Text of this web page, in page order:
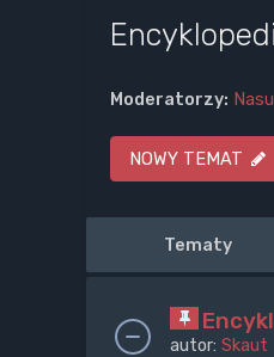
Moderatorzy:
NOWY TEMAT
Tematy
autor: Skaut